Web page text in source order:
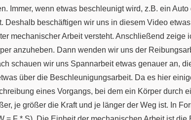
Immer, wenn etwas beschleunigt wird, z.B. ein
Deshalb beschäftigen wir uns in diesem Video
mechanischer Arbeit versteht. Anschließend
anzuheben. Dann wenden wir uns der
schauen wir uns Spannarbeit etwas genauer an,
über die Beschleunigungsarbeit. Da es hier
eines Vorgangs, bei dem ein Körper durch
je größer die Kraft und je länger der Weg ist. In